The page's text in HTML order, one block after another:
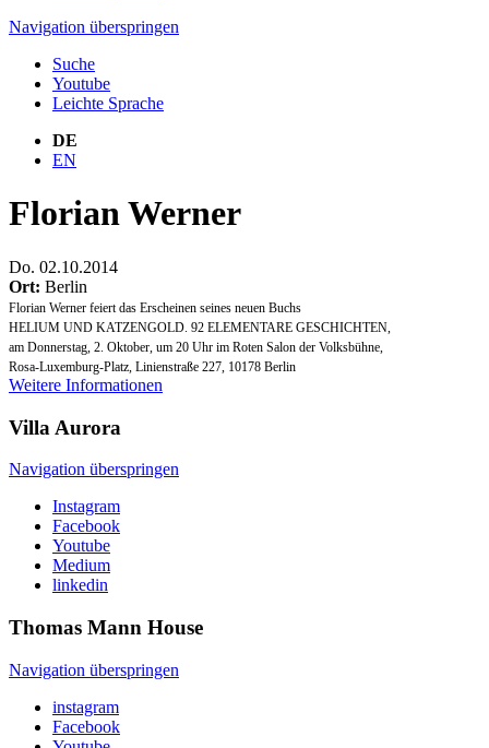
Navigation überspringen
Suche
Youtube
Leichte Sprache
DE
EN
Florian Werner
Do. 02.10.2014
Ort: Berlin
Florian Werner feiert das Erscheinen seines neuen Buchs
HELIUM UND KATZENGOLD. 92 ELEMENTARE GESCHICHTEN,
am Donnerstag, 2. Oktober, um 20 Uhr im Roten Salon der Volksbühne,
Rosa-Luxemburg-Platz, Linienstraße 227, 10178 Berlin
Weitere Informationen
Villa Aurora
Navigation überspringen
Instagram
Facebook
Youtube
Medium
linkedin
Thomas Mann House
Navigation überspringen
instagram
Facebook